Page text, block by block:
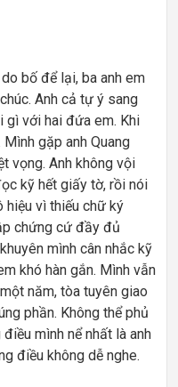
bố để lại, ba anh em
Anh cả tự ý sang
gì với hai đứa em. Khi
gặp anh Quang
vọng. Anh không vội
kỹ hết giấy tờ, rồi nói
hiệu vì thiếu chữ ký
chứng cứ đầy đủ
mình cân nhắc kỹ
khó hàn gắn. Mình vẫn
năm, tòa tuyên giao
phần. Không thể phủ
mình nể nhất là anh
điều không dễ nghe.